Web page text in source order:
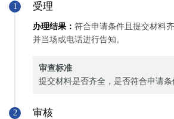
1 受理
办理结果： 符合申请条件且提交材料
并当场或电话进行告知。
审查标准
提交材料是否齐全，是否符合申请条
2 审核